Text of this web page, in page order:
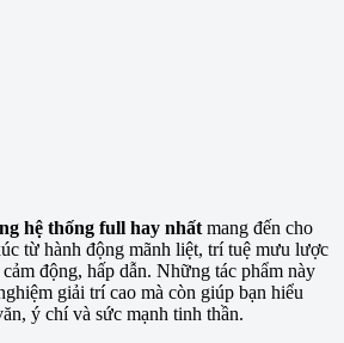
hệ thống full hay nhấtmang đến cho
từ hành động mãnh liệt, trí tuệ mưu lược
động, hấp dẫn. Những tác phẩm này
giải trí cao mà còn giúp bạn hiểu
ý chí và sức mạnh tinh thần.